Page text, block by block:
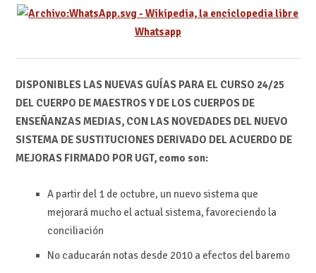
Whatsapp
DISPONIBLES LAS NUEVAS GUÍAS PARA EL CURSO 24/25
DEL CUERPO DE MAESTROS Y DE LOS CUERPOS DE
ENSEÑANZAS MEDIAS, CON LAS NOVEDADES DEL NUEVO
SISTEMA DE SUSTITUCIONES DERIVADO DEL ACUERDO DE
MEJORAS FIRMADO POR UGT, como son:
A partir del 1 de octubre, un nuevo sistema que
mejorará mucho el actual sistema, favoreciendo la
conciliación
No caducarán notas desde 2010 a efectos del baremo